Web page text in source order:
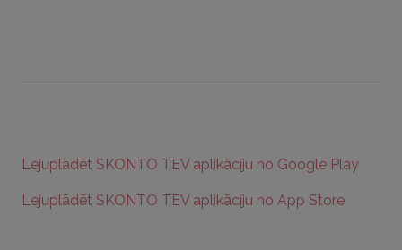
Lejuplādēt SKONTO TEV aplikāciju no Google Play
Lejuplādēt SKONTO TEV aplikāciju no App Store